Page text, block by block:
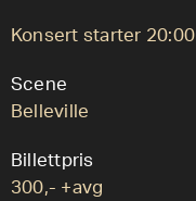
Konsert starter 20:00
Scene
Belleville
Billettpris
300,- +avg